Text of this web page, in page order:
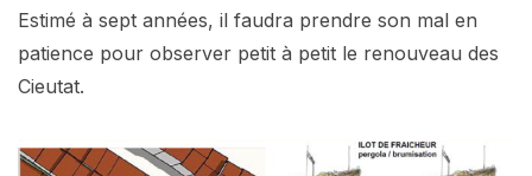
Estimé à sept années, il faudra prendre son mal en
patience pour observer petit à petit le renouveau des
Cieutat.